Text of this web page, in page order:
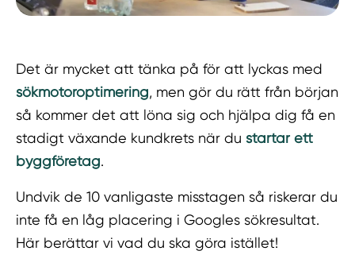
Det är mycket att tänka på för att lyckas med
sökmotoroptimering, men gör du rätt från början
så kommer det att löna sig och hjälpa dig få en
stadigt växande kundkrets när dustartar ett
byggföretag.
Undvik de 10 vanligaste misstagen så riskerar du
inte få en låg placering i Googles sökresultat.
Här berättar vi vad du ska göra istället!